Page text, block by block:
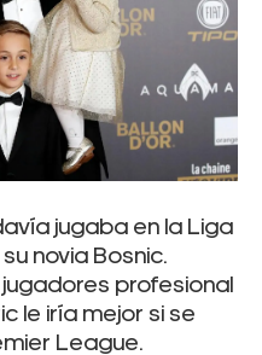
jugaba en la Liga
novia Bosnic.
profesional
le iría mejor si se
League.